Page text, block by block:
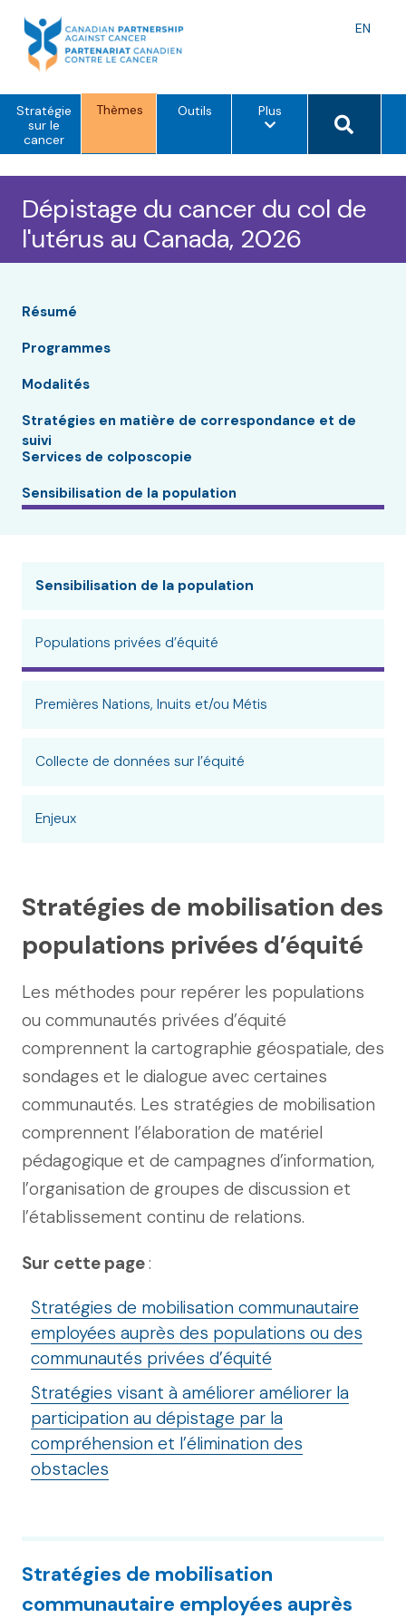
content
EN
Stratégie
sur le
cancer
Thèmes Outils Pluso
i
d
m
Search
Dépistage du cancer du col de
l'utérus au Canada, 2026
Résumé
Programmes
Modalités
Stratégies en matière de correspondance et de
suivi
Services de colposcopie
Sensibilisation de la population
Sensibilisation de la population
Populations privées d’équité
Premières Nations, Inuits et/ou Métis
Collecte de données sur l’équité
Enjeux
Stratégies de mobilisation des
populations privées d’équité
Les méthodes pour repérer les populations
ou communautés privées d’équité
comprennent la cartographie géospatiale, des
sondages et le dialogue avec certaines
communautés. Les stratégies de mobilisation
comprennent l’élaboration de matériel
pédagogique et de campagnes d’information,
l’organisation de groupes de discussion et
l’établissement continu de relations.
Sur cette page :
Stratégies de mobilisation communautaire
employées auprès des populations ou des
communautés privées d’équité
Stratégies visant à améliorer améliorer la
participation au dépistage par la
compréhension et l’élimination des
obstacles
Stratégies de mobilisation
communautaire employées auprès